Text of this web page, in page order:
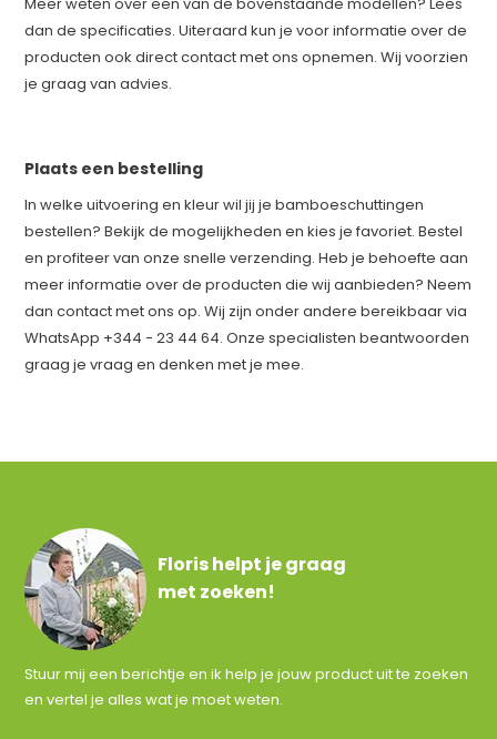
dan de specificaties. Uiteraard kun je voor informatie over de
producten ook direct contact met ons opnemen. Wij voorzien
je graag van advies.
Plaats een bestelling
In welke uitvoering en kleur wil jij je bamboeschuttingen
bestellen? Bekijk de mogelijkheden en kies je favoriet. Bestel
en profiteer van onze snelle verzending. Heb je behoefte aan
meer informatie over de producten die wij aanbieden? Neem
dan contact met ons op. Wij zijn onder andere bereikbaar via
WhatsApp +344 - 23 44 64. Onze specialisten beantwoorden
graag je vraag en denken met je mee.
Floris helpt je graag
met zoeken!
Stuur mij een berichtje en ik help je jouw product uit te zoeken
en vertel je alles wat je moet weten.